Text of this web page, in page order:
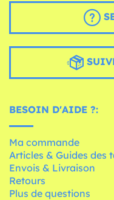
BESOIN D'AIDE ?:
Ma commande
Articles & Guides des
Envois & Livraison
Retours
Plus de questions